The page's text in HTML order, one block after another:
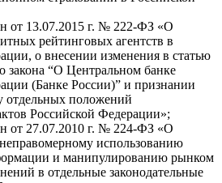
от 13.07.2015 г. № 222-ФЗ «О
рейтинговых агентств в
о внесении изменения в статью
закона “О Центральном банке
(Банке России)” и признании
отдельных положений
Российской Федерации»;
от 27.07.2010 г. № 224-ФЗ «О
использованию
и манипулированию рынком
в отдельные законодательные